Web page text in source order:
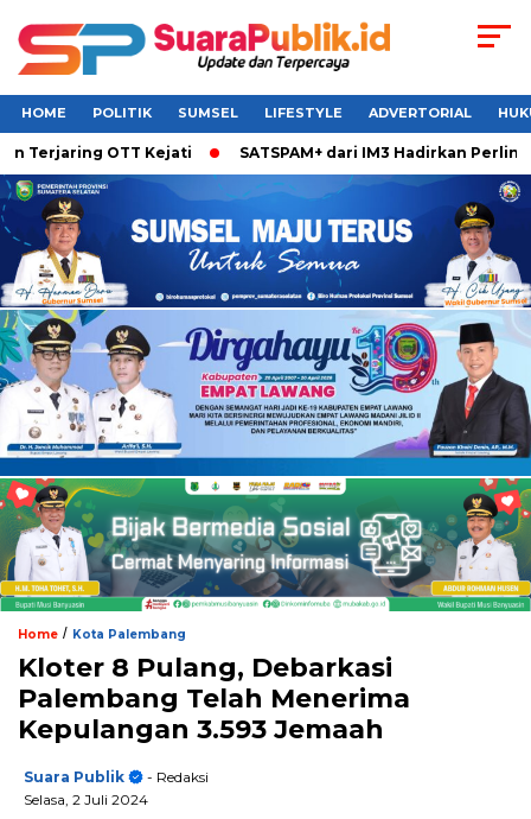
HOME POLITIK SUMSEL LIFESTYLE ADVERTORIAL
Terjaring OTT Kejati SATSPAM+ dari IM3 Hadirkan
Home / Kota Palembang
Kloter 8 Pulang, Debarkasi
Palembang Telah Menerima
Kepulangan 3.593 Jemaah
Suara Publik
- Redaksi
Selasa, 2 Juli 2024